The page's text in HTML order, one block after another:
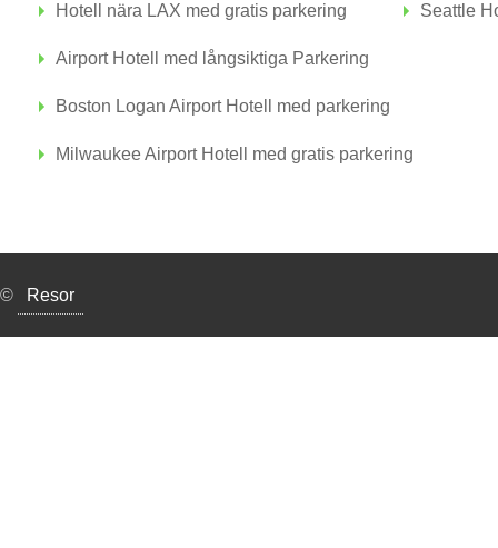
Hotell nära LAX med gratis parkering Seattle
Airport Hotell med långsiktiga Parkering
Boston Logan Airport Hotell med parkering
Milwaukee Airport Hotell med gratis parkering
© Resor